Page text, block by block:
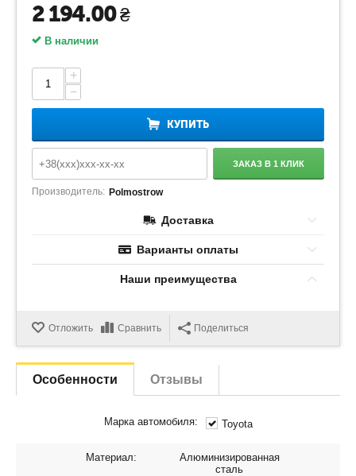
2 194.00₴
В наличии
+
−
КУПИТЬ
ЗАКАЗ В 1 КЛИК
Производитель: Polmostrow
Доставка
Варианты оплаты
Наши преимущества
Отложить Сравнить Поделиться
Особенности Отзывы
Марка автомобиля: Toyota
Материал:
Алюминизированная
сталь